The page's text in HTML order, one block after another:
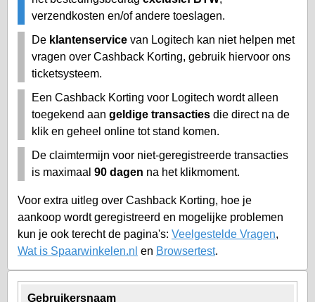
Gebruikersnaam
verzendkosten en/of andere toeslagen.
De klantenservice van Logitech kan niet helpen met
vragen over Cashback Korting, gebruik hiervoor ons
ticketsysteem.
Een Cashback Korting voor Logitech wordt alleen
toegekend aan geldige transacties die direct na de
klik en geheel online tot stand komen.
De claimtermijn voor niet-geregistreerde transacties
is maximaal 90 dagen na het klikmoment.
Voor extra uitleg over Cashback Korting, hoe je
aankoop wordt geregistreerd en mogelijke problemen
kun je ook terecht de pagina's: Veelgestelde Vragen,
Wat is Spaarwinkelen.nl en Browsertest.